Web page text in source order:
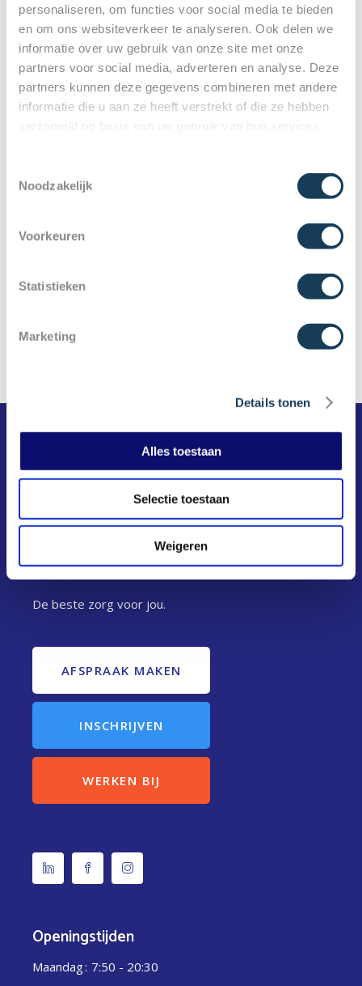
personaliseren, om functies voor social media te bieden
en om ons websiteverkeer te analyseren. Ook delen we
informatie over uw gebruik van onze site met onze
partners voor social media, adverteren en analyse. Deze
partners kunnen deze gegevens combineren met andere
informatie die u aan ze heeft verstrekt of die ze hebben
Noodzakelijk
Voorkeuren
Statistieken
Marketing
Details tonen
Alles toestaan
Selectie toestaan
Weigeren
van Nederland en zij is iedere maandag en dinsdag
bij ons in de praktijk aanwezig. Heb jij last van
ontstoken tandweefsel? Maak hier een afspraak om
De beste zorg voor jou.
AFSPRAAK MAKEN
INSCHRIJVEN
WERKEN BIJ
Openingstijden
Maandag 7:50 - 20:30